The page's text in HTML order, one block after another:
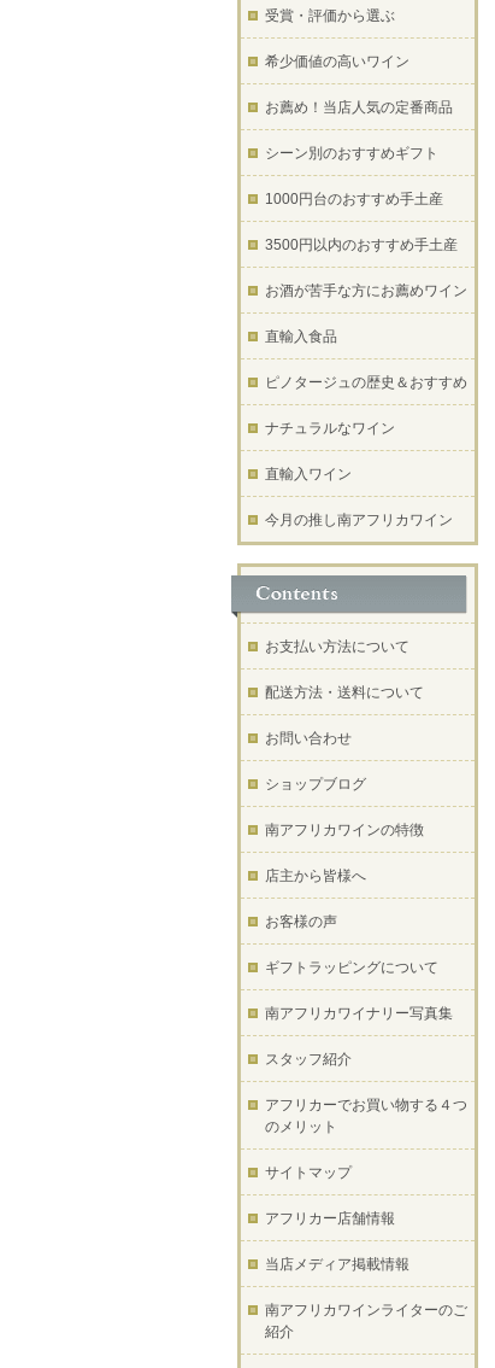
受賞・評価から選ぶ
希少価値の高いワイン
お薦め！当店人気の定番商品
シーン別のおすすめギフト
1000円台のおすすめ手土産
3500円以内のおすすめ手土産
お酒が苦手な方にお薦めワイン
直輸入食品
ピノタージュの歴史＆おすすめ
ナチュラルなワイン
直輸入ワイン
今月の推し南アフリカワイン
お支払い方法について
配送方法・送料について
お問い合わせ
ショップブログ
南アフリカワインの特徴
店主から皆様へ
お客様の声
ギフトラッピングについて
南アフリカワイナリー写真集
スタッフ紹介
アフリカーでお買い物する４つ
のメリット
サイトマップ
アフリカー店舗情報
当店メディア掲載情報
南アフリカワインライターのご
紹介